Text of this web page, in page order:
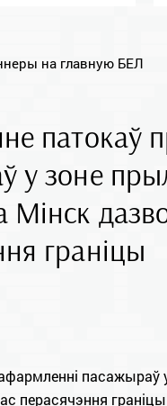
на главную БЕЛ
патокаў
у зоне
Мінск
гранiцы